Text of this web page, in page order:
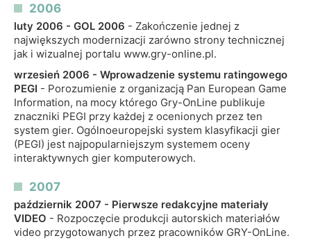
2006
luty 2006 - GOL 2006 - Zakończenie jednej z
największych modernizacji zarówno strony technicznej
jak i wizualnej portalu www.gry-online.pl.
wrzesień 2006 - Wprowadzenie systemu ratingowego
PEGI - Porozumienie z organizacją Pan European Game
Information, na mocy którego Gry-OnLine publikuje
znaczniki PEGI przy każdej z ocenionych przez ten
system gier. Ogólnoeuropejski system klasyfikacji gier
(PEGI) jest najpopularniejszym systemem oceny
interaktywnych gier komputerowych.
2007
październik 2007 - Pierwsze redakcyjne materiały
VIDEO - Rozpoczęcie produkcji autorskich materiałów
video przygotowanych przez pracowników GRY-OnLine.